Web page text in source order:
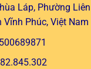
Láp, Phường
Vĩnh Phúc, Việt Nam